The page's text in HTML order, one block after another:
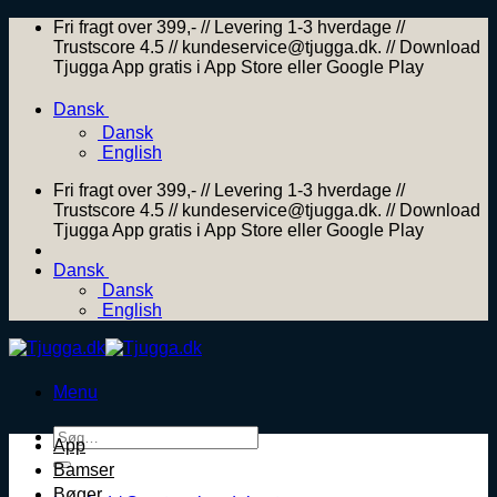
Skip
content
Fri fragt over 399,- // Levering 1-3 hverdage //
Trustscore 4.5 // kundeservice@tjugga.dk. // Download
Tjugga App gratis i App Store eller Google Play
Dansk
Dansk
English
Fri fragt over 399,- // Levering 1-3 hverdage //
Trustscore 4.5 // kundeservice@tjugga.dk. // Download
Tjugga App gratis i App Store eller Google Play
Dansk
Dansk
English
Menu
Søg
efter:
App
Bamser